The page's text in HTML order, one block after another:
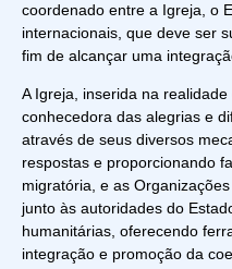
coordenado entre a Igreja, o
internacionais, que deve ser
fim de alcançar uma
A Igreja, inserida na
conhecedora das alegrias e
através de seus diversos
respostas e proporcionando
migratória, e as
junto às autoridades do
humanitárias, oferecendo
integração e promoção da